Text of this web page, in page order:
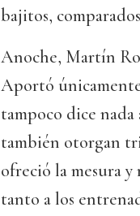
bajitos,
Anoche, Martín
Aportó
tampoco dice nada
también otorgan
ofreció la mesura
tanto a los